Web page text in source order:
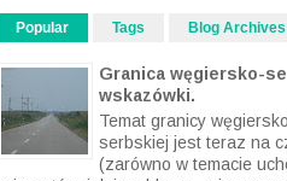
Wesprzyj mnie lajkiem! :)
Popular Tags Blog Archives
Granica węgiersko-